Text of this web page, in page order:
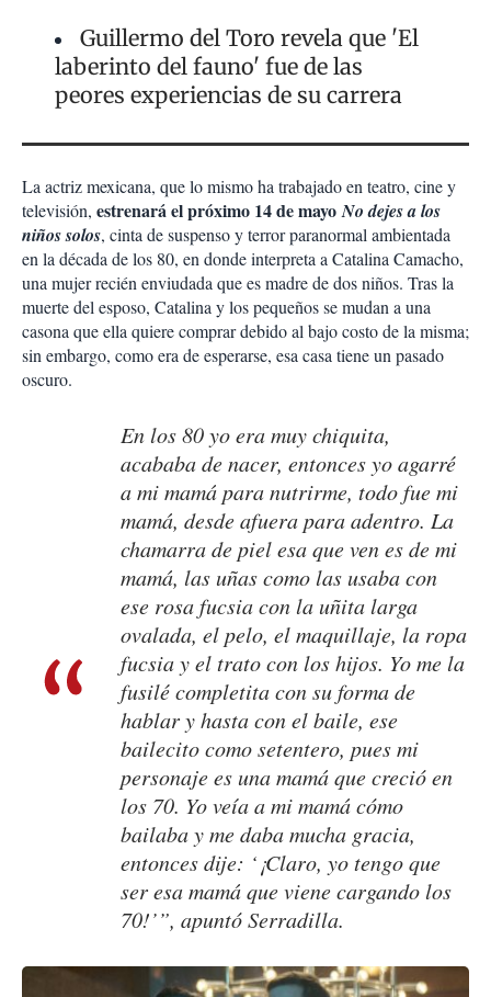
Guillermo del Toro revela que 'El
laberinto del fauno' fue de las
peores experiencias de su carrera
La actriz mexicana, que lo mismo ha trabajado en teatro, cine y
televisión, estrenará el próximo 14 de mayo No dejes a los
niños solos, cinta de suspenso y terror paranormal ambientada
en la década de los 80, en donde interpreta a Catalina Camacho,
una mujer recién enviudada que es madre de dos niños. Tras la
muerte del esposo, Catalina y los pequeños se mudan a una
casona que ella quiere comprar debido al bajo costo de la misma;
sin embargo, como era de esperarse, esa casa tiene un pasado
oscuro.
En los 80 yo era muy chiquita,
acababa de nacer, entonces yo agarré
a mi mamá para nutrirme, todo fue mi
mamá, desde afuera para adentro. La
chamarra de piel esa que ven es de mi
mamá, las uñas como las usaba con
ese rosa fucsia con la uñita larga
ovalada, el pelo, el maquillaje, la ropa
fucsia y el trato con los hijos. Yo me la
fusilé completita con su forma de
hablar y hasta con el baile, ese
bailecito como setentero, pues mi
personaje es una mamá que creció en
los 70. Yo veía a mi mamá cómo
bailaba y me daba mucha gracia,
entonces dije: ‘¡Claro, yo tengo que
ser esa mamá que viene cargando los
70!’”, apuntó Serradilla.